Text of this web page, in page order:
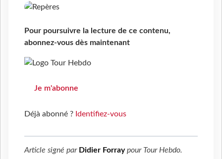
Pour poursuivre la lecture de ce contenu,
abonnez-vous dès maintenant
Je m'abonne
Déjà abonné ? Identifiez-vous
Article signé par Didier Forraypour Tour Hebdo.